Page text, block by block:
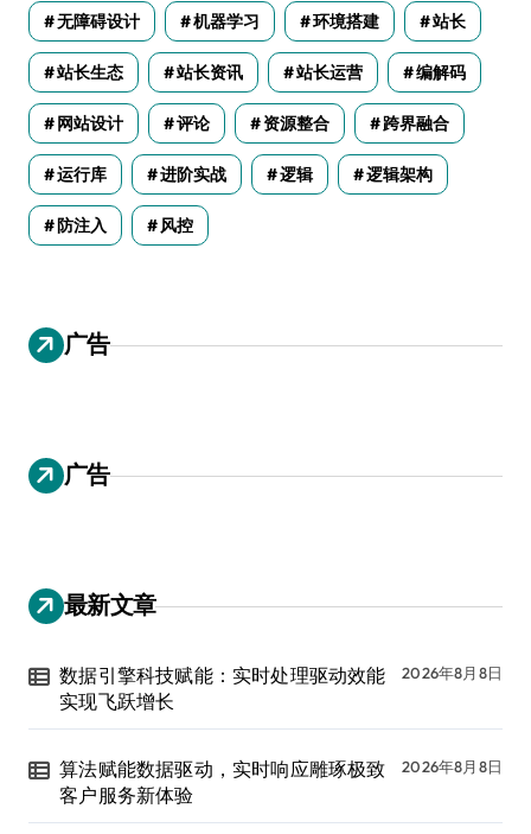
无障碍设计 机器学习 环境搭建 站长
站长生态 站长资讯 站长运营 编解码
网站设计 评论 资源整合 跨界融合
运行库 进阶实战 逻辑 逻辑架构
防注入 风控
广告
广告
最新文章
数据引擎科技赋能：实时处理驱动效能
实现飞跃增长
2026年8月8日
算法赋能数据驱动，实时响应雕琢极致
客户服务新体验
2026年8月8日